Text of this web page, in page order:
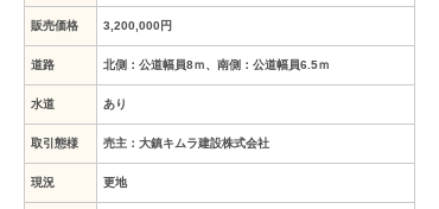
販売価格 3,200,000 円
道路 北側：公道幅員8ｍ、南側：公道幅員6.5ｍ
水道 あり
取引態様 売主：大鎮キムラ建設株式会社
現況 更地